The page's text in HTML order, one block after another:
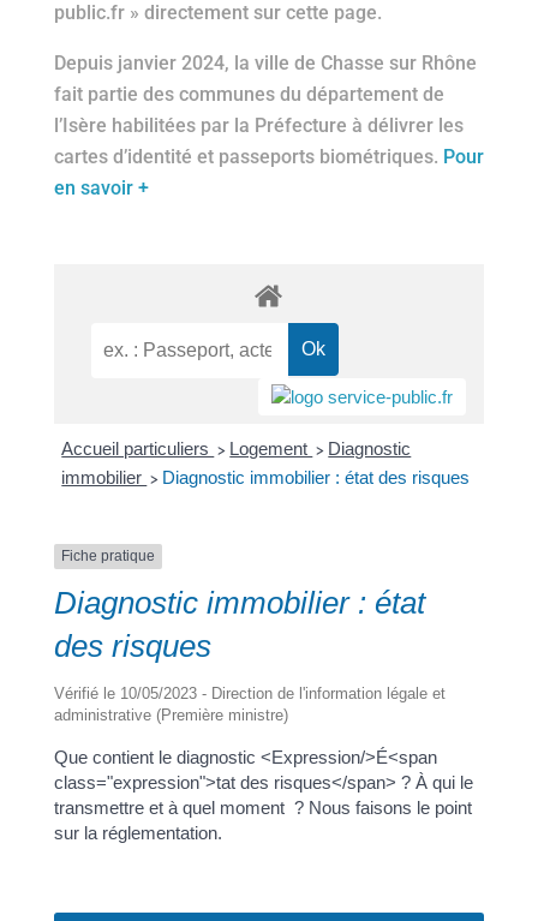
public.fr » directement sur cette page.
Depuis janvier 2024, la ville de Chasse sur Rhône
fait partie des communes du département de
l’Isère habilitées par la Préfecture à délivrer les
cartes d’identité et passeports biométriques. Pour
en savoir +
Accueil particuliers > Logement > Diagnostic
immobilier > Diagnostic immobilier : état des risques
Fiche pratique
Diagnostic immobilier : état
des risques
Vérifié le 10/05/2023 - Direction de l'information légale et
administrative (Première ministre)
Que contient le diagnostic <Expression/>É<span
class="expression">tat des risques</span> ? À qui le
transmettre et à quel moment ? Nous faisons le point
sur la réglementation.